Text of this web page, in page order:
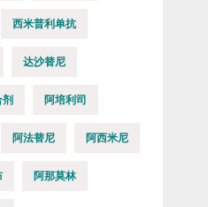
西米普利单抗
达沙替尼
阿培利司
阿法替尼 阿西米尼
阿那莫林